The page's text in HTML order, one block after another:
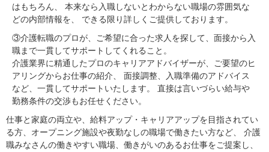
はもちろん、 本来なら入職しないとわからない職場の雰囲気な
どの内部情報を、 できる限り詳しくご提供しております。
③介護転職のプロが、ご希望に合った求人を探して、面接から入
職まで一貫してサポートしてくれること。
介護業界に精通したプロのキャリアアドバイザーが、ご要望のヒ
アリングからお仕事の紹介、 面接調整、入職準備のアドバイス
など、一貫してサポートいたします。 直接は言いづらい給与や
勤務条件の交渉もお任せください。
仕事と家庭の両立や、給料アップ・キャリアアップを目指されてい
る方、オープニング施設や夜勤なしの職場で働きたい方など、 介護
職みなさんの働きやすい職場、働きがいのあるお仕事をご提案し、